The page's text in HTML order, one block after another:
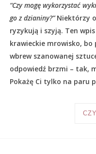
“Czy mogę wykorzystać
go z dzianiny?”Niektórzy
ryzykują i szyją. Ten
krawieckie mrowisko,
wbrew szanowanej
odpowiedź brzmi – tak,
Pokażę Ci tylko na paru